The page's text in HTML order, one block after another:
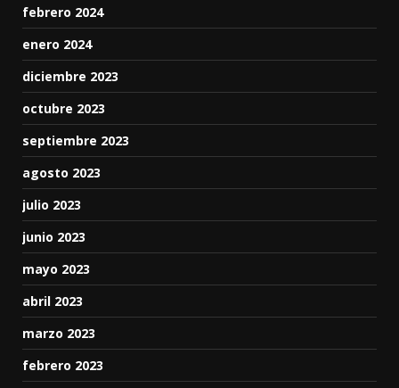
febrero 2024
enero 2024
diciembre 2023
octubre 2023
septiembre 2023
agosto 2023
julio 2023
junio 2023
mayo 2023
abril 2023
marzo 2023
febrero 2023